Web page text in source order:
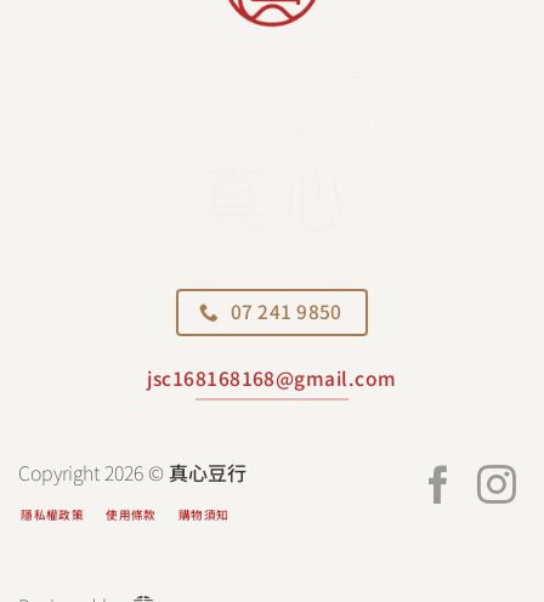
07 241 9850
jsc168168168@gmail.com
Copyright 2026 © 真心豆行
隱私權政策 使用條款 購物須知